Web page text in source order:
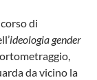
di
ideologia gender
da vicino la